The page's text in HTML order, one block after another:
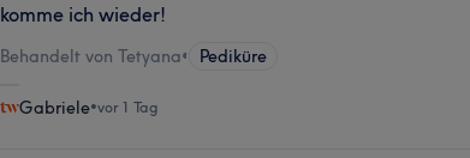
komme ich wieder!
Behandelt von Tetyana• Pediküre
Gabriele•vor 1 Tag